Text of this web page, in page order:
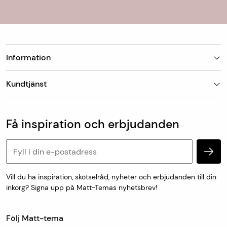
Information
Om Matt-Tema
Vanliga frågor
Kundtjänst
Köp & leveransvillkor
Retur & reklamation
Personuppgifter och cookies
Få inspiration och erbjudanden
Vill du ha inspiration, skötselråd, nyheter och erbjudanden till din
inkorg? Signa upp på Matt-Temas nyhetsbrev!
Följ Matt-tema